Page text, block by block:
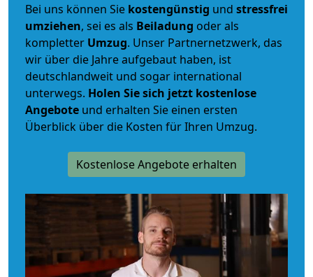
Bei uns können Sie kostengünstig und stressfrei
umziehen, sei es als Beiladung oder als
kompletter Umzug. Unser Partnernetzwerk, das
wir über die Jahre aufgebaut haben, ist
deutschlandweit und sogar international
unterwegs. Holen Sie sich jetzt kostenlose
Angebote und erhalten Sie einen ersten
Überblick über die Kosten für Ihren Umzug.
Kostenlose Angebote erhalten